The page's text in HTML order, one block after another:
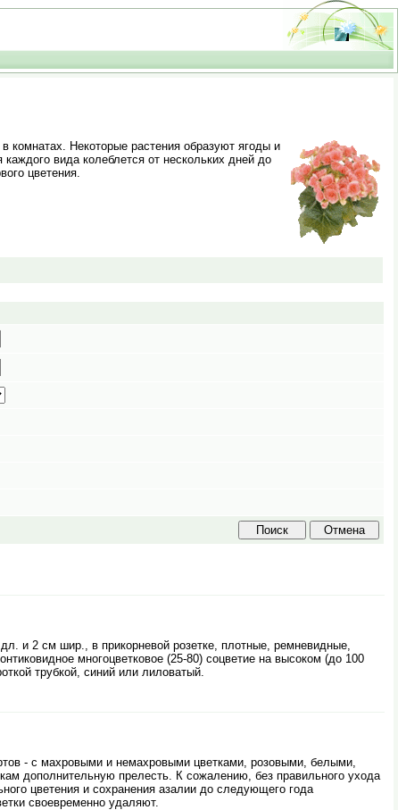
комнатах. Некоторые растения образуют ягоды и
вида колеблется от нескольких дней до
цветения.
и 2 см шир., в прикорневой розетке, плотные, ремневидные,
многоцветковое (25-80) соцветие на высоком (до 100
трубкой, синий или лиловатый.
- с махровыми и немахровыми цветками, розовыми, белыми,
дополнительную прелесть. К сожалению, без правильного ухода
цветения и сохранения азалии до следующего года
своевременно удаляют.